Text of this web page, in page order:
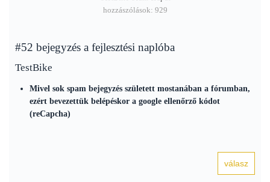
hozzászólások: 929
#52 bejegyzés a fejlesztési naplóba
TestBike
Mivel sok spam bejegyzés született mostanában a fórumban,
ezért bevezettük belépéskor a google ellenőrző kódot
(reCapcha)